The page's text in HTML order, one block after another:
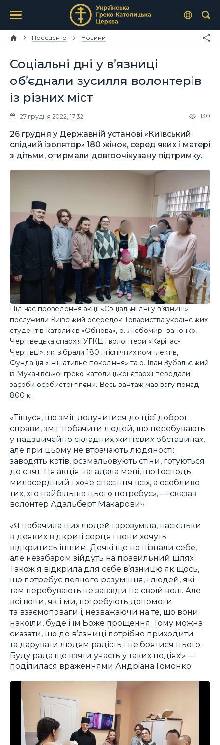
Пресцентр Новини
Соціальні дні у в’язниці
об’єднали зусилля волонтерів
із різних міст
27 грудня 2022, 17:32 130
26 грудня у Державній установі «Київський
слідчий ізолятор» 180 жінок, серед яких і матері
з дітьми, отирмали довгоочікувану підтримку.
Під час проведення акції «Соціальні дні у в’язниці»
послужили Київський осередок Товариства українських
студентів-католиків «Обнова», о. Любомир Іваночко,
Чернівецька єпархія УГКЦ і волонтери «Карітас-
Чернівці», які зібрали 180 гігієнічних комплектів,
Фундація «Ініціативне покоління» та о. Іван Зубальський
із Мукачівської греко-католицької єпархії передали
засоби особистої гігієни. Весь вантаж мав вагу понад
800 кг.
«Тішуся, що зміг долучитися до цієї доброї
справи, зміг побачити людей, що перебувають
у надзвичайно складних життєвих обставинах,
але при цьому не втрачають людяності:
заводять котів, розмальовують стіни, готуються
до свят. Ця акція нагадала мені, що Господь
милосердний і хоче спасіння всіх, а особливо
тих, хто найбільше цього потребує», — сказав
волонтер Адальберт Макарович.
«Я побачила цих людей і зрозуміла, наскільки
в деяких відкриті серця і вони хочуть
відкритись іншим. Деякі ще не пізнали себе,
але незабаром зійдуть на правильний шлях.
Також я відкрила для себе в’язницю як щось,
що потребує певного розуміння, і людей, які
там перебувають не завжди по своїй волі. Але
всі вони, як і ми, потребують допомоги
та взаємоповаги і, незважаючи на те, що вони
накоїли, буде і їм Боже прощення. Тому можна
сказати, що до в’язниці потрібно приходити
та дарувати людям радість і не боятися цього.
Буду рада ще взяти участь у таких подіях!» —
поділилася враженнями Андріана Гомонко.